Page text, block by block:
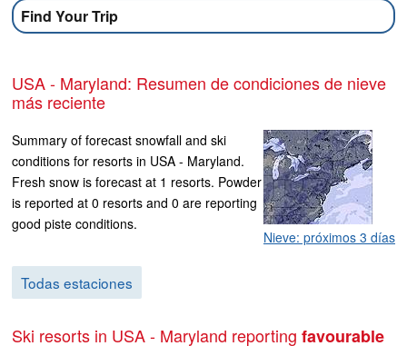
Find Your Trip
USA - Maryland: Resumen de condiciones de nieve
más reciente
Nieve: próximos 3 días
Summary of forecast snowfall and ski
conditions for resorts in USA - Maryland.
Fresh snow is forecast at 1 resorts. Powder
is reported at 0 resorts and 0 are reporting
good piste conditions.
Todas estaciones
Ski resorts in USA - Maryland reporting favourable